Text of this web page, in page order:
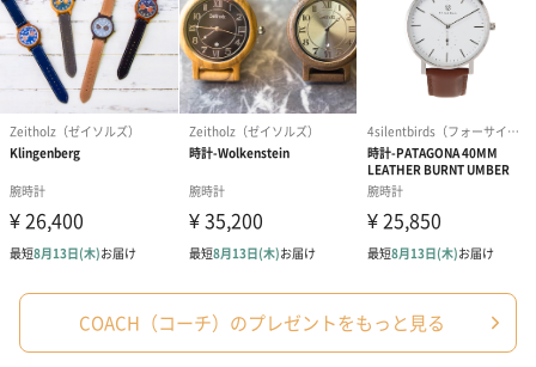
写真付きメッセージカ
ード（680円）
写真付きメッセージカ
ード（Thank you）ピ
ンク（680円）
【誕生日】
Birthday ホワ
刷なし）（
ラッピング
ギフトラッピングを施してお届けいたします。
COACH（コーチ）のプレゼントをもっと見る